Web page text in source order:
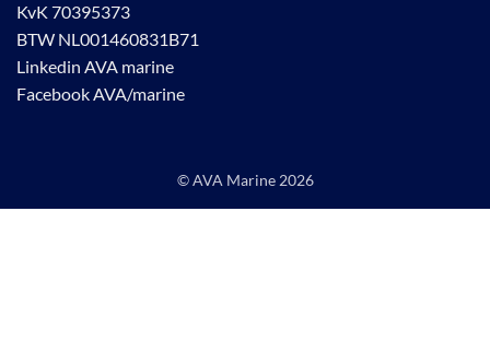
KvK 70395373
BTW NL001460831B71
Linkedin AVA marine
Facebook AVA/marine
© AVA Marine 2026